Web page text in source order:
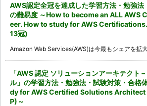
AWS認定全冠を達成した学習方法・勉強法
の難易度 ～How to become an ALL AWS
eer. How to study for AWS Certifications.
13冠)
Amazon Web Services(AWS)は今最もシェアを拡
「AWS 認定 ソリューションアーキテクト
ル」の学習方法・勉強法・試験対策・合格
dy for AWS Certified Solutions
P)～